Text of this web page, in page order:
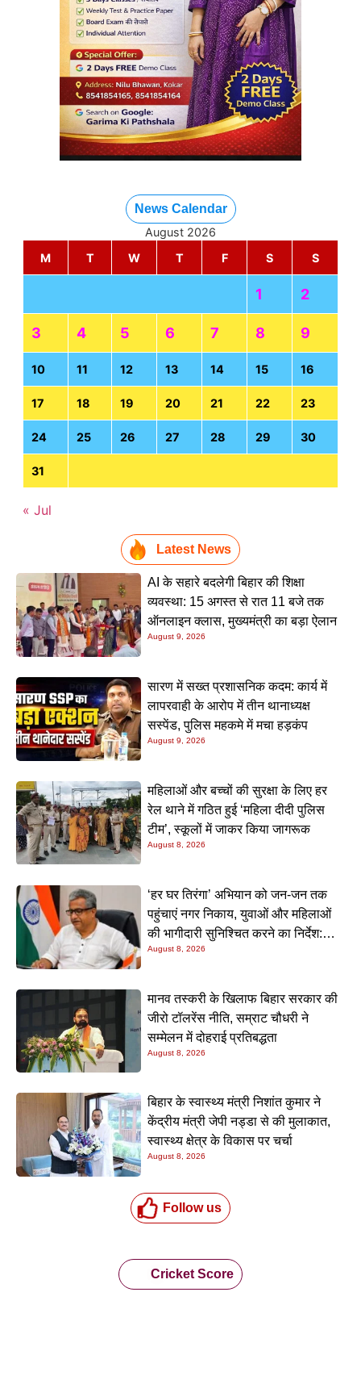
News Calendar
August 2026
M
T W T F S S
1 2
3 4 5 6 7 8 9
10 11 12 13 14 15 16
17 18 19 20 21 22 23
24 25 26 27 28 29 30
31
« Jul
Latest News
AI के सहारे बदलेगी बिहार की शिक्षा
व्यवस्था: 15 अगस्त से रात 11 बजे तक
ऑनलाइन क्लास, मुख्यमंत्री का बड़ा ऐलान
August 9, 2026
सारण में सख्त प्रशासनिक कदम: कार्य में
लापरवाही के आरोप में तीन थानाध्यक्ष
सस्पेंड, पुलिस महकमे में मचा हड़कंप
August 9, 2026
महिलाओं और बच्चों की सुरक्षा के लिए हर
रेल थाने में गठित हुई ‘महिला दीदी पुलिस
टीम’, स्कूलों में जाकर किया जागरूक
August 8, 2026
‘हर घर तिरंगा’ अभियान को जन-जन तक
पहुंचाएं नगर निकाय, युवाओं और महिलाओं
की भागीदारी सुनिश्चित करने का निर्देश:
नीतीश मिश्रा
August 8, 2026
मानव तस्करी के खिलाफ बिहार सरकार की
जीरो टॉलरेंस नीति, सम्राट चौधरी ने
सम्मेलन में दोहराई प्रतिबद्धता
August 8, 2026
बिहार के स्वास्थ्य मंत्री निशांत कुमार ने
केंद्रीय मंत्री जेपी नड्डा से की मुलाकात,
स्वास्थ्य क्षेत्र के विकास पर चर्चा
August 8, 2026
Follow us
Cricket Score